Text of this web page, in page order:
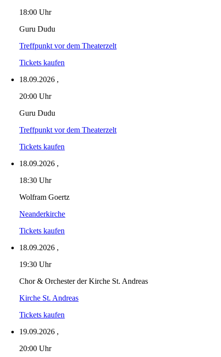
18:00 Uhr
Guru Dudu
Treffpunkt vor dem Theaterzelt
Tickets kaufen
18.09.2026 ,
20:00 Uhr
Guru Dudu
Treffpunkt vor dem Theaterzelt
Tickets kaufen
18.09.2026 ,
18:30 Uhr
Wolfram Goertz
Neanderkirche
Tickets kaufen
18.09.2026 ,
19:30 Uhr
Chor & Orchester der Kirche St. Andreas
Kirche St. Andreas
Tickets kaufen
19.09.2026 ,
20:00 Uhr